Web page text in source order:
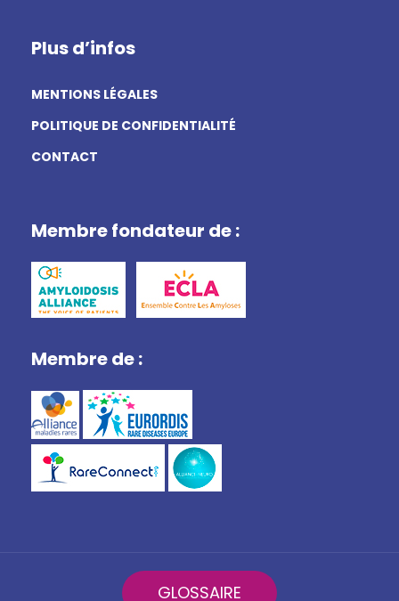
Plus d’infos
MENTIONS LÉGALES
POLITIQUE DE CONFIDENTIALITÉ
CONTACT
Membre fondateur de :
Membre de :
GLOSSAIRE